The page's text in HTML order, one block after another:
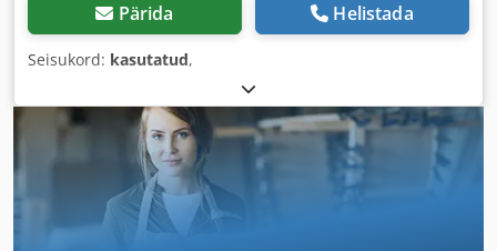
Pärida Helistada
Seisukord: kasutatud,